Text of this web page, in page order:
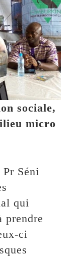
sociale,
micro
Séni
qui
prendre
ci